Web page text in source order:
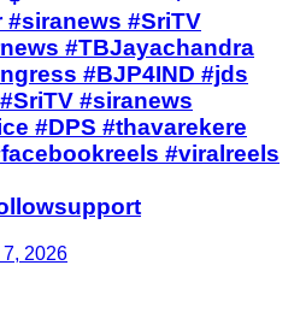
#siranews #SriTV
#TBJayachandra
#BJP4IND #jds
#siranews
#DPS #thavarekere
#viralreels
7, 2026